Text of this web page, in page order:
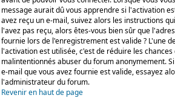
message aurait dû vous apprendre si l'activation
avez reçu un e-mail, suivez alors les instructions
l'avez pas reçu, alors êtes-vous bien sûr que
fournie lors de l'enregistrement est valide ? L'une
l'activation est utilisée, c'est de réduire les
malintentionnés abuser du forum anonymement.
e-mail que vous avez fournie est valide, essayez
l'administrateur du forum.
Revenir en haut de page